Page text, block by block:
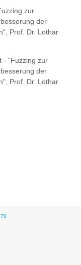
zur
der
Prof. Dr. Lothar
- "Fuzzing zur
der
Prof. Dr. Lothar